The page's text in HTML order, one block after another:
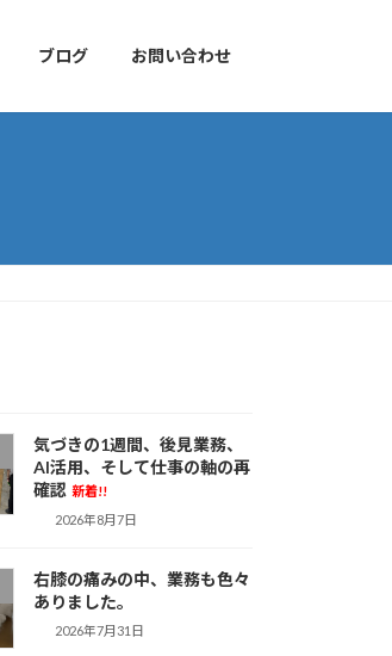
ブログ お問い合わせ
気づきの1週間、後見業務、
AI活用、そして仕事の軸の再
確認 新着!!
2026年8月7日
右膝の痛みの中、業務も色々
ありました。
2026年7月31日